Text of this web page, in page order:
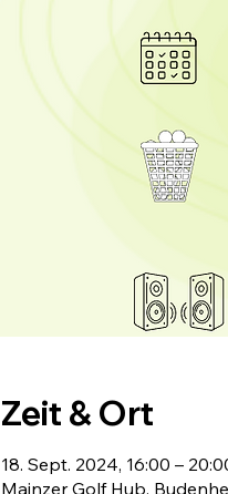
Zeit & Ort
18. Sept. 2024, 16:00 –
Mainzer Golf Hub,